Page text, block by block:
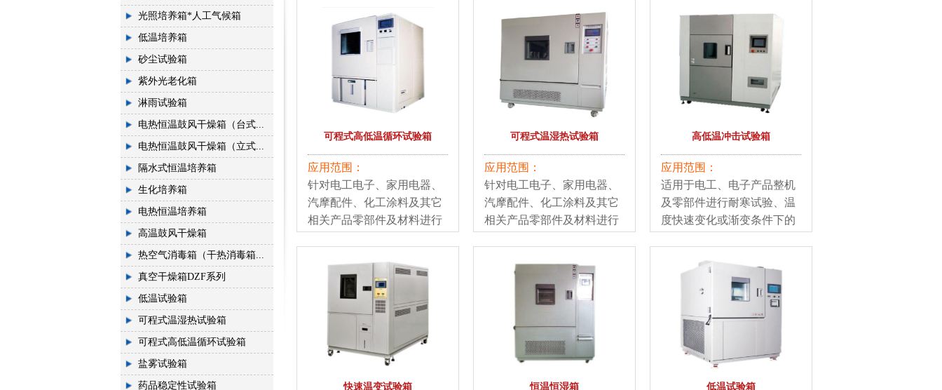
光照培养箱*人工气候箱
低温培养箱
砂尘试验箱
紫外光老化箱
淋雨试验箱
电热恒温鼓风干燥箱（台式...
电热恒温鼓风干燥箱（立式...
隔水式恒温培养箱
生化培养箱
电热恒温培养箱
高温鼓风干燥箱
热空气消毒箱（干热消毒箱...
真空干燥箱DZF系列
低温试验箱
可程式温湿热试验箱
可程式高低温循环试验箱
盐雾试验箱
药品稳定性试验箱
可程式高低温循环试验箱
应用范围：
针对电工电子、家用电器、
汽摩配件、化工涂料及其它
相关产品零部件及材料进行
可程式温湿热试验箱
应用范围：
针对电工电子、家用电器、
汽摩配件、化工涂料及其它
相关产品零部件及材料进行
高低温冲击试验箱
应用范围：
适用于电工、电子产品整机
及零部件进行耐寒试验、温
度快速变化或渐变条件下的
快速温变试验箱 恒温恒湿箱 低温试验箱